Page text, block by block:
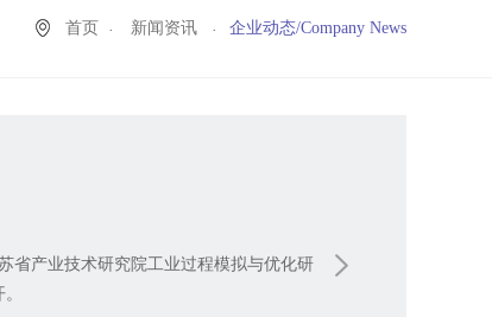
首页 新闻资讯 企业动态/Company News
省产业技术研究院工业过程模拟与优化研